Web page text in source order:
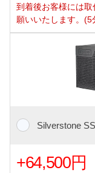
到着後お客様には
願いいたします。(5
Silverstone
+64,500円